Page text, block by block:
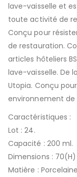
lave-vaisselle et
toute activité de
Conçu pour
de restauration.
articles hôteliers
lave-vaisselle. De
Utopia. Conçu
environnement de
Caractéristiques :
Lot : 24.
Capacité : 200 ml.
Dimensions :
Matière :